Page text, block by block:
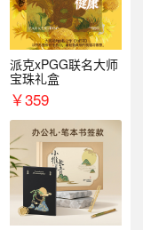
派克xPGG联名大师
宝珠礼盒
￥359